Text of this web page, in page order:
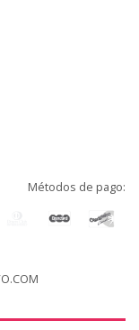
Métodos de pago: